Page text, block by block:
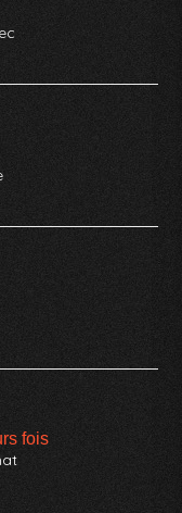
fois